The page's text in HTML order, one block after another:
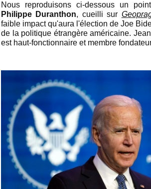
Nous reproduisons ci-dessous un
Philippe Duranthon, cueilli sur
faible impact qu'aura l'élection de Joe
de la politique étrangère américaine.
est haut-fonctionnaire et membre